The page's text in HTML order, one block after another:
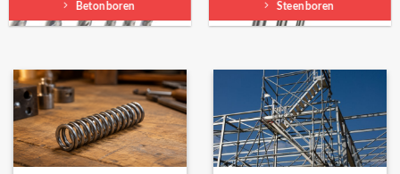
Betonboren Steenboren